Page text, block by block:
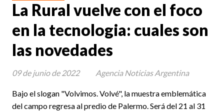
La Rural vuelve con el foco
en la tecnologia: cuales son
las novedades
Bajo el slogan "Volvimos. Volvé", la muestra emblemática
del campo regresa al predio de Palermo. Será del 21 al 31
09 de junio de 2022 Agencia Noticias Argentina